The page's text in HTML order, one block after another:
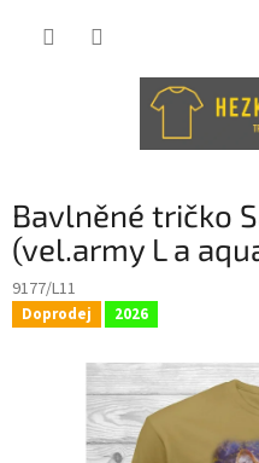
Bavlněné tričko
(vel.army L a
9177/L11
Doprodej 2026